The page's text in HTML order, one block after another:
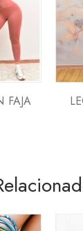
FAJA